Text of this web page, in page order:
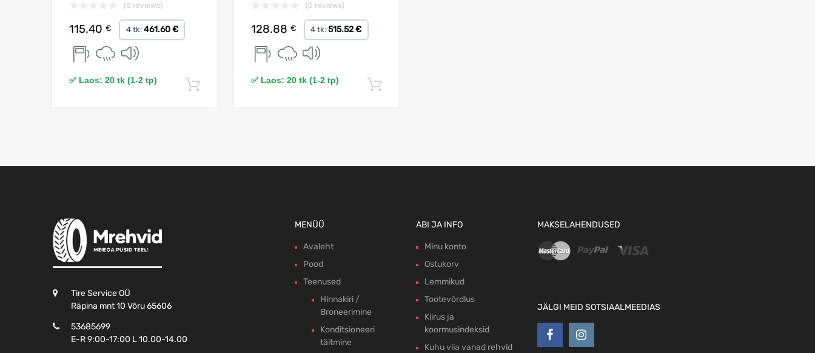
(0 reviews)
115.40 € 4 tk: 461.60 €
✅ Laos: 20 tk (1-2 tp) Lisa korvi
(0 reviews)
128.88 € 4 tk:515.52 €
✅ Laos: 20 tk (1-2 tp)
Tire Service OÜ
Räpina mnt 10 Võru 65606
53685699
E-R 9:00-17:00 L 10.00-14.00
MENÜÜ
Avaleht
Pood
Teenused
Hinnakiri /
Broneerimine
Konditsioneeri
täitmine
ABI JA INFO
Minu konto
Ostukorv
Lemmikud
Tootevõrdlus
Kiirus ja
koormusindeksid
Kuhu viia vanad rehvid
MAKSELAHENDUSED
JÄLGI MEID SOTSIAALMEEDIAS